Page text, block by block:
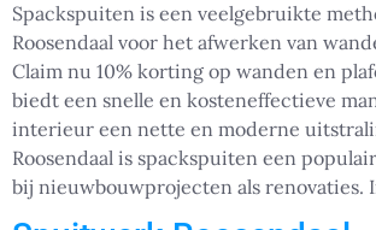
Spackspuiten is een veelgebruikte
Roosendaal voor het afwerken van
Claim nu 10% korting op wanden en
biedt een snelle en kosteneffectieve
interieur een nette en moderne
Roosendaal is spackspuiten een
bij nieuwbouwprojecten als